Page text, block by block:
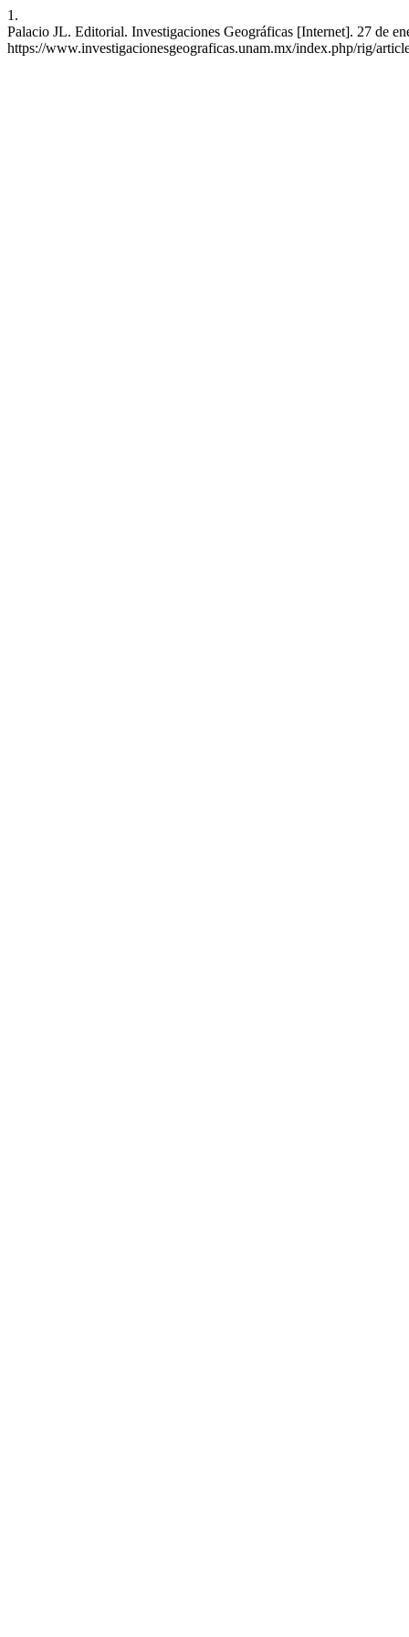
1.
Palacio JL. Editorial. Investigaciones Geográficas [Internet]. 27 de
https://www.investigacionesgeograficas.unam.mx/index.php/rig/